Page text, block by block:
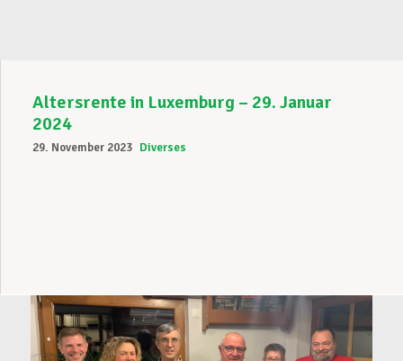
Altersrente in Luxemburg – 29. Januar
2024
29. November 2023 Diverses